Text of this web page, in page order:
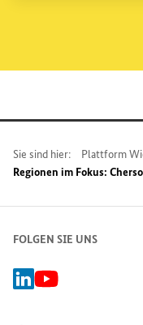
Sie sind hier: Plattform
Regionen im Fokus:
FOLGEN SIE UNS
Linked-In Gruppe Plattform
BMZ Youtube-Kanal,